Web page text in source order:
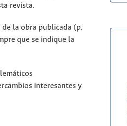
revista.
la obra publicada (p.
que se indique la
interesantes y